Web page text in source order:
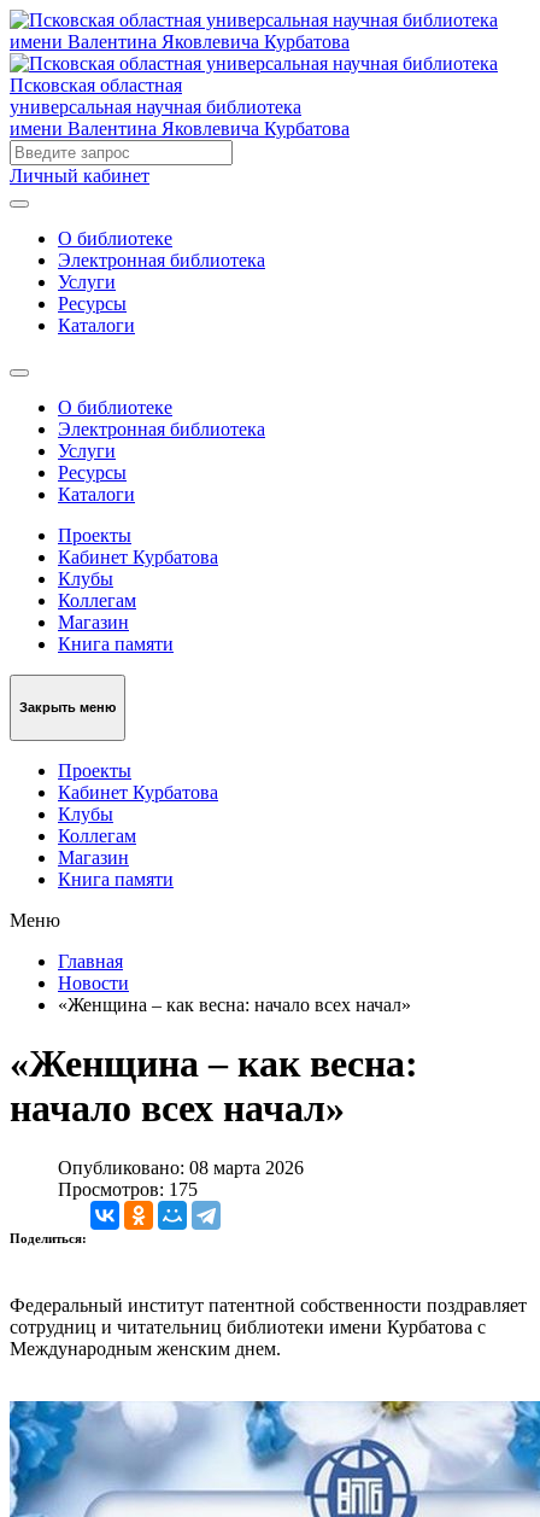
Псковская областная
универсальная научная библиотека
имени Валентина Яковлевича Курбатова
Личный кабинет
О библиотеке
Электронная библиотека
Услуги
Ресурсы
Каталоги
О библиотеке
Электронная библиотека
Услуги
Ресурсы
Каталоги
Проекты
Кабинет Курбатова
Клубы
Коллегам
Магазин
Книга памяти
Закрыть меню
Проекты
Кабинет Курбатова
Клубы
Коллегам
Магазин
Книга памяти
Меню
Главная
Новости
«Женщина – как весна: начало всех начал»
«Женщина – как весна:
начало всех начал»
Опубликовано: 08 марта 2026
Просмотров: 175
Поделиться:
Федеральный институт патентной собственности поздравляет
сотрудниц и читательниц библиотеки имени Курбатова с
Международным женским днем.